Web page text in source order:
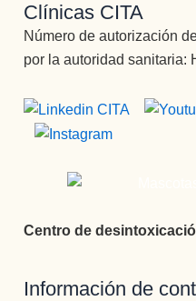
Clínicas CITA
Número de autorización
por la autoridad sanitaria:
Centro de
Información de